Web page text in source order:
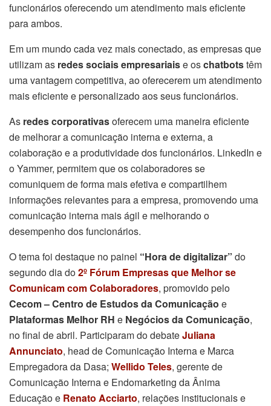
funcionáriosoferecendo um atendimento mais eficiente
para ambos.
Em um mundo cada vez mais conectado, as empresas que
utilizam as redes sociaisempresariaise oschatbotstêm
uma vantagem competitiva, ao oferecerem um atendimento
mais eficiente e personalizado aos seus funcionários.
As redes corporativasoferecem uma maneira eficiente
de melhorar a comunicação interna e externa, a
colaboração e a produtividade dos funcionários. LinkedIn e
o Yammer, permitem que os colaboradores se
comuniquem de forma mais efetiva e compartilhem
informações relevantes para a empresa, promovendo uma
comunicação interna mais ágil e melhorando o
desempenho dos funcionários.
O tema foi destaque no painel “Hora de digitalizar” do
segundo dia do2º Fórum Empresas que Melhor se
Comunicam com Colaboradores, promovido pelo
Cecom – Centro de Estudos da Comunicação e
Plataformas Melhor RH e Negócios da Comunicação,
no final de abril. Participaram do debateJuliana
Annunciato, head de Comunicação Interna e Marca
Empregadora da Dasa; Wellido Teles, gerente de
Comunicação Interna e Endomarketing da Ânima
Educação e Renato Acciarto, relações institucionais e